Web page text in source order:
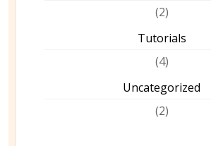
(2)
Tutorials
(4)
Uncategorized
(2)